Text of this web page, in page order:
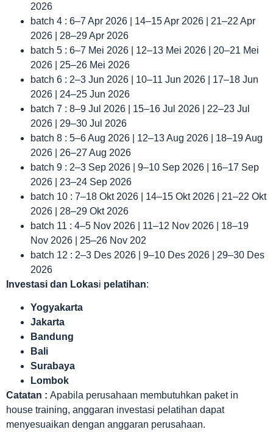
2026
batch 4 : 6–7 Apr 2026 | 14–15 Apr 2026 | 21–22 Apr
2026 | 28–29 Apr 2026
batch 5 : 6–7 Mei 2026 | 12–13 Mei 2026 | 20–21 Mei
2026 | 25–26 Mei 2026
batch 6 : 2–3 Jun 2026 | 10–11 Jun 2026 | 17–18 Jun
2026 | 24–25 Jun 2026
batch 7 : 8–9 Jul 2026 | 15–16 Jul 2026 | 22–23 Jul
2026 | 29–30 Jul 2026
batch 8 : 5–6 Aug 2026 | 12–13 Aug 2026 | 18–19 Aug
2026 | 26–27 Aug 2026
batch 9 : 2–3 Sep 2026 | 9–10 Sep 2026 | 16–17 Sep
2026 | 23–24 Sep 2026
batch 10 : 7–18 Okt 2026 | 14–15 Okt 2026 | 21–22 Okt
2026 | 28–29 Okt 2026
batch 11 : 4–5 Nov 2026 | 11–12 Nov 2026 | 18–19
Nov 2026 | 25–26 Nov 202
batch 12 : 2–3 Des 2026 | 9–10 Des 2026 | 29–30 Des
2026
Investasi dan Lokasi pelatihan:
Yogyakarta
Jakarta
Bandung
Bali
Surabaya
Lombok
Catatan : Apabila perusahaan membutuhkan paket in
house training, anggaran investasi pelatihan dapat
menyesuaikan dengan anggaran perusahaan.